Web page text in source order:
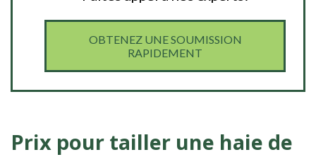
OBTENEZ UNE SOUMISSION
RAPIDEMENT
Prix pour tailler une haie de